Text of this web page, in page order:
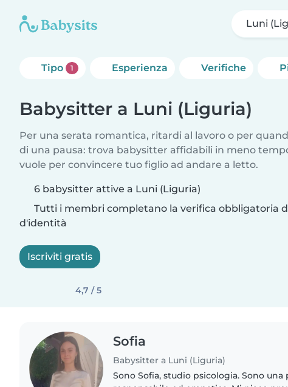
Luni
Tipo 1 Esperienza Verifiche
Babysitter a Luni (Liguria)
Per una serata romantica, ritardi al lavoro o per
di una pausa: trova babysitter affidabili in meno
vuole per convincere tuo figlio ad andare a letto.
6 babysitter attive a Luni (Liguria)
Tutti i membri completano la verifica obbligatoria
d'identità
Iscriviti gratis
4,7 / 5
Sofia
Babysitter a Luni (Liguria)
Sono Sofia, studio psicologia. Sono una